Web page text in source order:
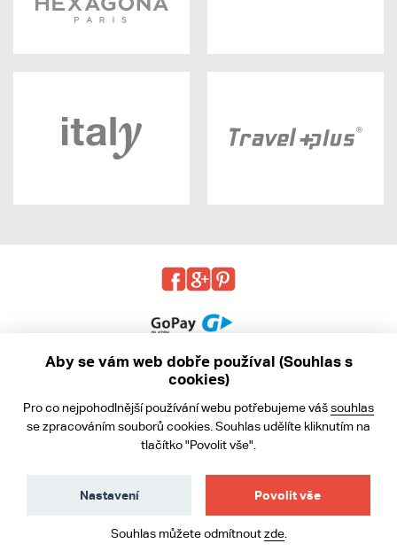
Obchodní podmínky
Ochrana osobních údajů
Aby se vám web dobře používal (Souhlas s
cookies)
Pro co nejpohodlnější používání webu potřebujeme vášsouhlas
se zpracováním souborů cookies. Souhlas udělíte kliknutím na
tlačítko "Povolit vše".
Povolit vše
Nastavení
Souhlas můžete odmítnoutzde.